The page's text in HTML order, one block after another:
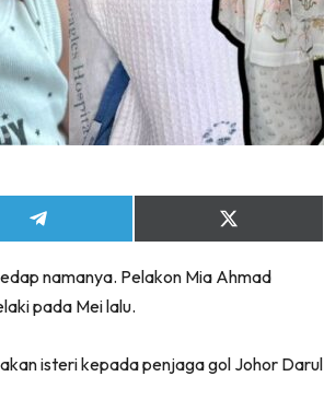
Share
on
Share
on
(Twitter)
namanya. Pelakon Mia Ahmad
pada Mei lalu.
isteri kepada penjaga gol Johor Darul